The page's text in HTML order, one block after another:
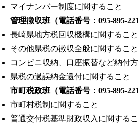
マイナンバー制度に関すること
管理徴収班（電話番号：095-895-
長崎県地方税回収機構に関すること
その他県税の徴収全般に関すること
コンビニ収納、口座振替など納付
県税の過誤納金還付に関すること
市町税政班（電話番号：095-895-
市町村税制に関すること
普通交付税基準財政収入に関するこ